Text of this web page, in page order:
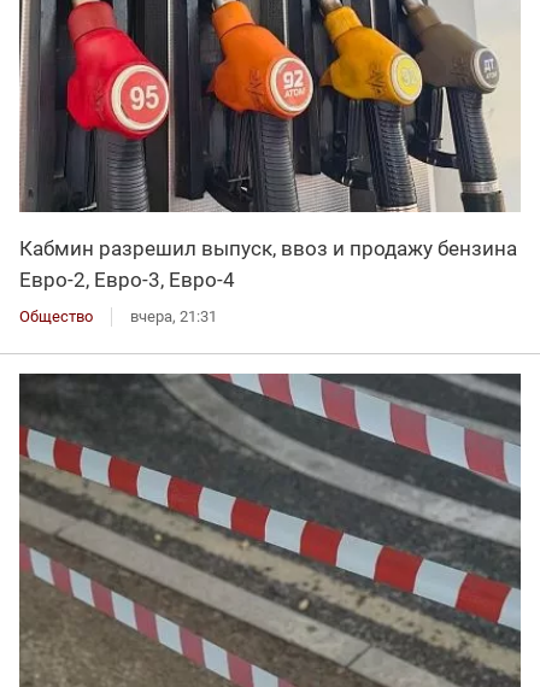
Кабмин разрешил выпуск, ввоз и продажу бензина
Евро-2, Евро-3, Евро-4
Общество вчера, 21:31